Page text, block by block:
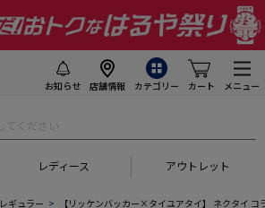
お知らせ 店舗情報 カテゴリー カート メニュー
レディース アウトレット
レギュラー 【リッケンバッカー×タイユアタイ】 ネクタイ